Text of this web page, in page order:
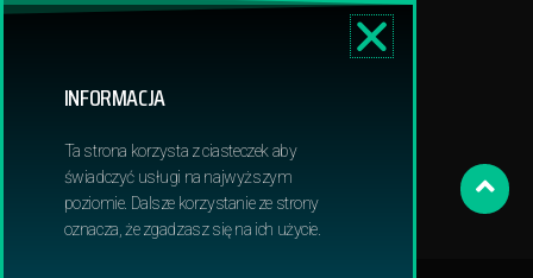
Dostawa i płatność
Obowiązek informacyjny RODO
INFORMACJA
Ta strona korzysta z ciasteczek aby
świadczyć usługi na najwyższym
poziomie. Dalsze korzystanie ze strony
oznacza, że zgadzasz się na ich użycie.